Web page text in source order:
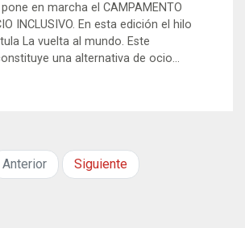
en marcha el CAMPAMENTO
INCLUSIVO. En esta edición el hilo
La vuelta al mundo. Este
una alternativa de ocio...
Anterior Siguiente